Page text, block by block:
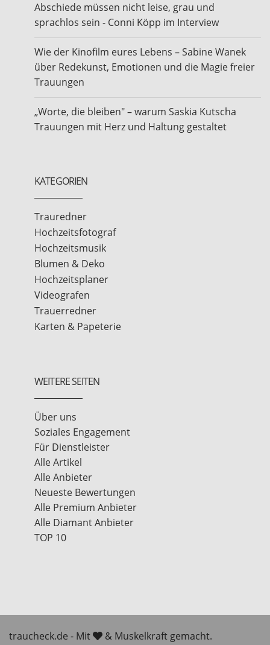
Abschiede müssen nicht leise, grau und
sprachlos sein - Conni Köpp im Interview
Wie der Kinofilm eures Lebens – Sabine Wanek
über Redekunst, Emotionen und die Magie freier
Trauungen
„Worte, die bleiben" – warum Saskia Kutscha
Trauungen mit Herz und Haltung gestaltet
KATEGORIEN
Trauredner
Hochzeitsfotograf
Hochzeitsmusik
Blumen & Deko
Hochzeitsplaner
Videografen
Trauerredner
Karten & Papeterie
WEITERE SEITEN
Über uns
Soziales Engagement
Für Dienstleister
Alle Artikel
Alle Anbieter
Neueste Bewertungen
Alle Premium Anbieter
Alle Diamant Anbieter
TOP 10
traucheck.de - Mit & Muskelkraft gemacht.